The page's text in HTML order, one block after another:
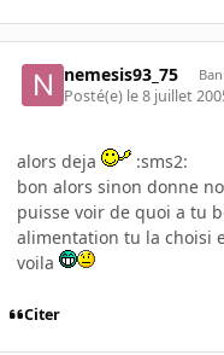
nemesis93_75
Posté(e) le 8 juillet
alors deja
:sms2:
bon alors sinon donne
puisse voir de quoi a tu
alimentation tu la choisi
voila
Citer